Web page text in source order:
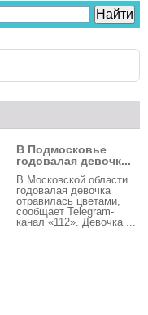
В Подмосковье
годовалая девочк...
В Московской области
годовалая девочка
отравилась цветами,
сообщает Telegram-
канал «112». Девочка ...